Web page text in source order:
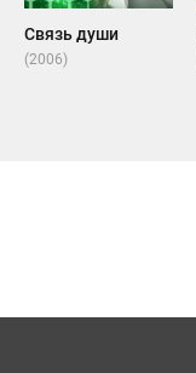
Связь души
(2006)